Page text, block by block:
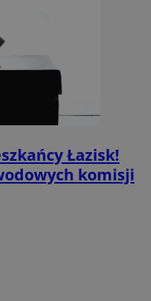
Łazisk!
komisji